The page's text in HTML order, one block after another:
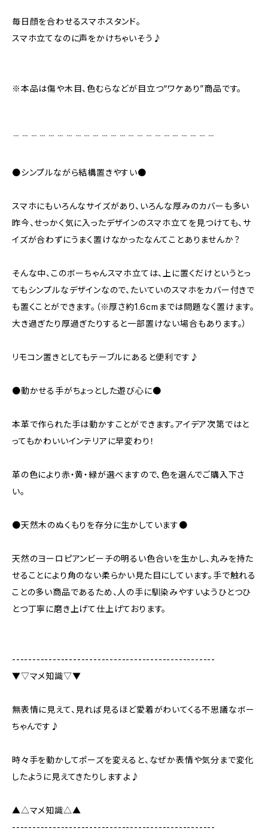
毎日顔を合わせるスマホスタンド。
スマホ立てなのに声をかけちゃいそう♪
※本品は傷や木目、色むらなどが目立つ“ワケあり”商品です。
﹉﹉﹉﹉﹉﹉﹉﹉﹉﹉﹉﹉﹉﹉﹉﹉﹉﹉﹉﹉﹉﹉﹉
●シンプルながら結構置きやすい●
スマホにもいろんなサイズがあり、いろんな厚みのカバーも多い
昨今、せっかく気に入ったデザインのスマホ立てを見つけても、サ
イズが合わずにうまく置けなかったなんてことありませんか？
そんな中、このボーちゃんスマホ立ては、上に置くだけというとっ
てもシンプルなデザインなので、たいていのスマホをカバー付きで
も置くことができます。（※厚さ約1.6cmまでは問題なく置けます。
大き過ぎたり厚過ぎたりすると一部置けない場合もあります。）
リモコン置きとしてもテーブルにあると便利です♪
●動かせる手がちょっとした遊び心に●
本革で作られた手は動かすことができます。アイデア次第ではと
ってもかわいいインテリアに早変わり！
革の色により赤・黄・緑が選べますので、色を選んでご購入下さ
い。
●天然木のぬくもりを存分に生かしています●
天然のヨーロピアンビーチの明るい色合いを生かし、丸みを持た
せることにより角のない柔らかい見た目にしています。手で触れる
ことの多い商品であるため、人の手に馴染みやすいようひとつひ
とつ丁寧に磨き上げて仕上げております。
--------------------------------------------------
▼▽マメ知識▽▼
無表情に見えて、見れば見るほど愛着がわいてくる不思議なボー
ちゃんです♪
時々手を動かしてポーズを変えると、なぜか表情や気分まで変化
したように見えてきたりしますよ♪
▲△マメ知識△▲
--------------------------------------------------